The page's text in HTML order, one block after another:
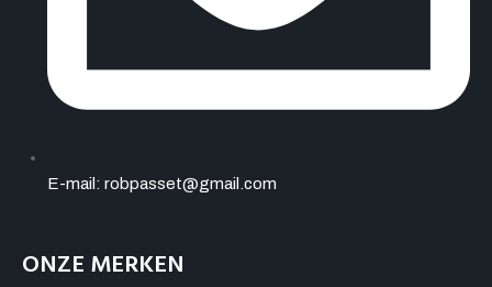
ONZE MERKEN
E-mail: robpasset@gmail.com